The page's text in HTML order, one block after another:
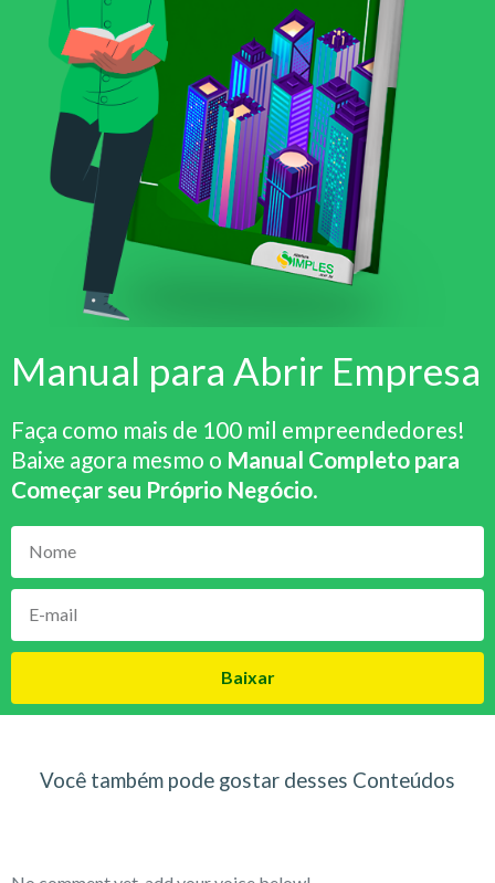
Manual para Abrir Empresa
Faça como mais de 100 mil empreendedores!
Baixe agora mesmo o Manual Completo para
Começar seu Próprio Negócio.
Baixar
Você também pode gostar desses Conteúdos